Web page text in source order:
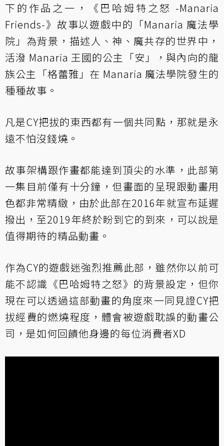
下的作品之一，《巴哈姆特之怒 -Manaria
Friends-》故事以遊戲中的「Manaria 魔法學
院」為背景，描述人、神、魔共存的世界中，
活潑 Manaria 王國的公主「安」，與內向的龍
族公主「格蕾雅」在 Manaria 魔法學院發生的
種種故事。
凡是CY把拔的東西都有一個共同點，那就是永
遠不怕沒錢燒。
故事架構跟作畫都能達到頂尖的水準，此部第
一集目前僅有十分鐘，但畫面的呈現跟動畫用
色都非常精緻，由於此部在2016年就宣布延遲
撥出，至2019年終於盼到它的到來，可以說是
值得期待的精品動畫。
作為CY的遊戲迷強烈推薦此部，雖然你以前可
能不認識《巴哈姆特之怒》的背景設定，但你
現在可以透過這部動畫的角度來一同見證CY把
拔經費的燃燒程度，體會被遊戲耽誤的動畫公
司，是如何回饋他身邊的每位消費者XD